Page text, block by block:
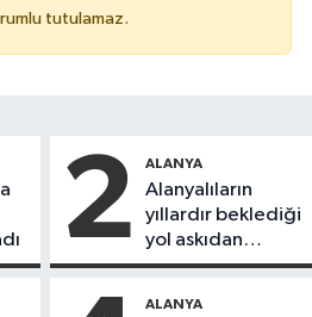
tutulamaz.
2 ALANYA
Alanyalıların
yıllardır beklediği
yol askıdan
döndü
ALANYA